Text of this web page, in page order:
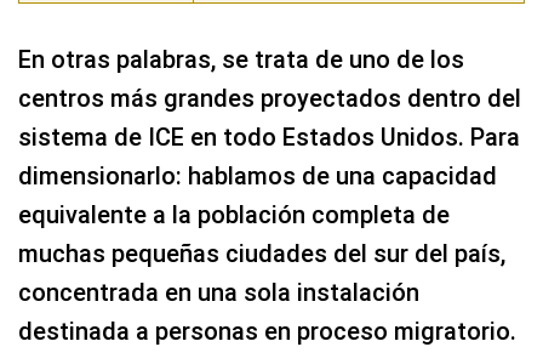
En otras palabras, se trata de uno de los
centros más grandes proyectados dentro del
sistema de ICE en todo Estados Unidos. Para
dimensionarlo: hablamos de una capacidad
equivalente a la población completa de
muchas pequeñas ciudades del sur del país,
concentrada en una sola instalación
destinada a personas en proceso migratorio.